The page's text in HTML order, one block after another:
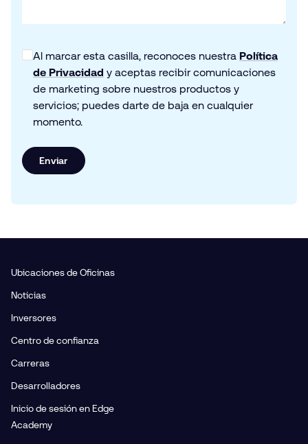
Al marcar esta casilla, reconoces nuestra Política
de Privacidad y aceptas recibir comunicaciones
de marketing sobre nuestros productos y
servicios; puedes darte de baja en cualquier
momento.
Enviar
Ubicaciones de Oficinas
Noticias
Inversores
Centro de confianza
Carreras
Desarrolladores
Inicio de sesión en Edge
Academy